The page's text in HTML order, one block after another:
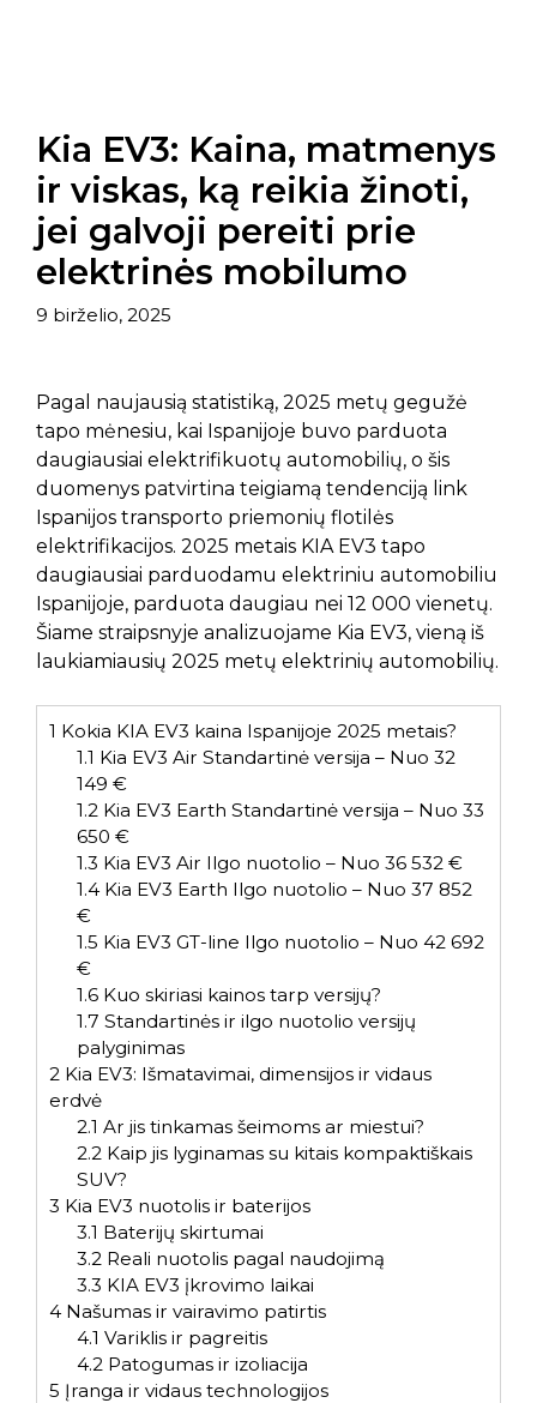
Kia EV3: Kaina, matmenys
ir viskas, ką reikia žinoti,
jei galvoji pereiti prie
elektrinės mobilumo
9 birželio, 2025
Pagal naujausią statistiką, 2025 metų gegužė
tapo mėnesiu, kai Ispanijoje buvo parduota
daugiausiai elektrifikuotų automobilių, o šis
duomenys patvirtina teigiamą tendenciją link
Ispanijos transporto priemonių flotilės
elektrifikacijos. 2025 metais KIA EV3 tapo
daugiausiai parduodamu elektriniu automobiliu
Ispanijoje, parduota daugiau nei 12 000 vienetų.
Šiame straipsnyje analizuojame Kia EV3, vieną iš
laukiamiausių 2025 metų elektrinių automobilių.
1 Kokia KIA EV3 kaina Ispanijoje 2025 metais?
1.1 Kia EV3 Air Standartinė versija – Nuo 32
149 €
1.2Kia EV3 Earth Standartinė versija – Nuo 33
650 €
1.3 Kia EV3 Air Ilgo nuotolio – Nuo 36 532 €
1.4Kia EV3 Earth Ilgo nuotolio – Nuo 37 852
€
1.5 Kia EV3 GT-line Ilgo nuotolio – Nuo 42 692
€
1.6Kuo skiriasi kainos tarp versijų?
1.7 Standartinės ir ilgo nuotolio versijų
palyginimas
2 Kia EV3: Išmatavimai, dimensijos ir vidaus
erdvė
2.1 Ar jis tinkamas šeimoms ar miestui?
2.2Kaip jis lyginamas su kitais kompaktiškais
SUV?
3 Kia EV3 nuotolis ir baterijos
3.1 Baterijų skirtumai
3.2Reali nuotolis pagal naudojimą
3.3 KIA EV3 įkrovimo laikai
4 Našumas ir vairavimo patirtis
4.1 Variklis ir pagreitis
4.2Patogumas ir izoliacija
5 Įranga ir vidaus technologijos